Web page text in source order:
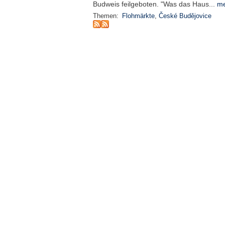
Budweis feilgeboten. "Was das Haus...
Themen: Flohmärkte, České Budějovice